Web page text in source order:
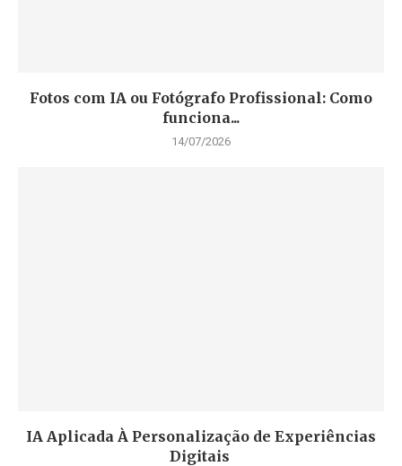
Fotos com IA ou Fotógrafo Profissional: Como
funciona...
14/07/2026
IA Aplicada À Personalização de Experiências
Digitais